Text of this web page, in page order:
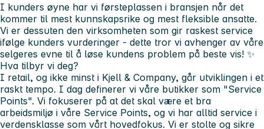
I kunders øyne har vi førsteplassen i bransjen når det
kommer til mest kunnskapsrike og mest fleksible ansatte.
Vi er dessuten den virksomheten som gir raskest service
ifølge kunders vurderinger - dette tror vi avhenger av våre
selgeres evne til å løse kundens problem på beste vis! ✨
Hva tilbyr vi deg?
I retail, og ikke minst i Kjell & Company, går utviklingen i et
raskt tempo. I dag definerer vi våre butikker som "Service
Points". Vi fokuserer på at det skal være et bra
arbeidsmiljø i våre Service Points, og vi har alltid service i
verdensklasse som vårt hovedfokus. Vi er stolte og sikre